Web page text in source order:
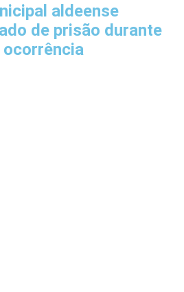
aldeense
de prisão durante